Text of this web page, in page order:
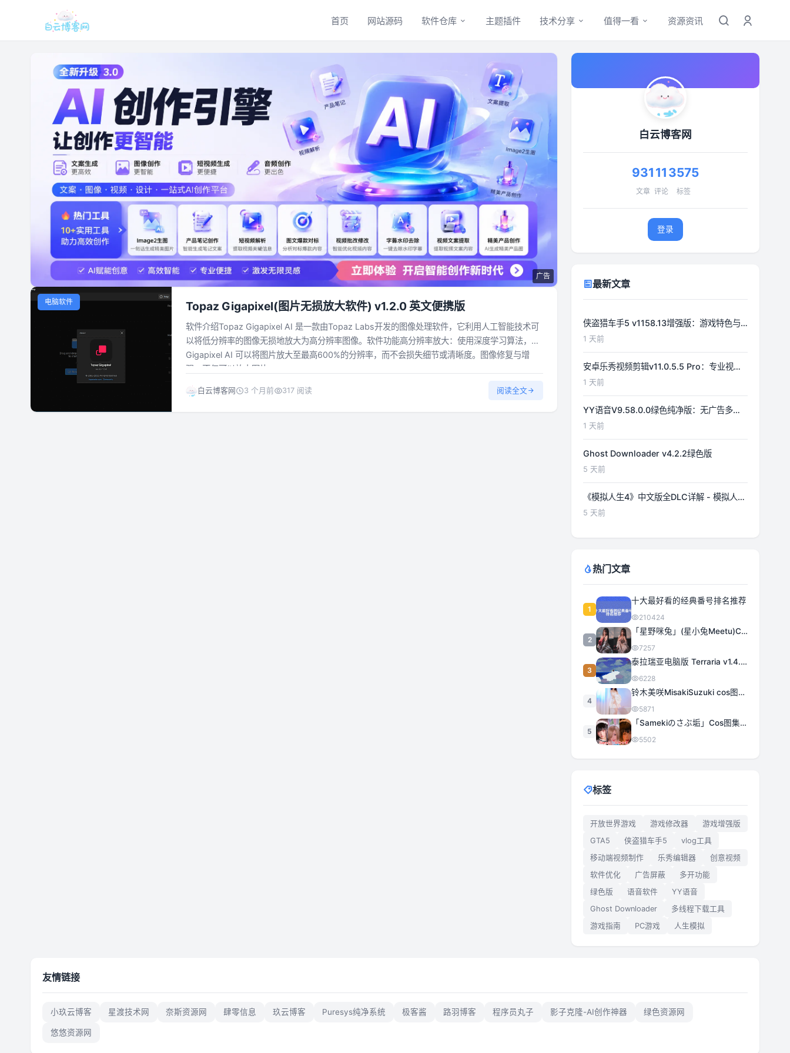
首页 网站源码 软件仓库 主题插件 技术分享 值得一看 资源资讯
广告
电脑软件 Topaz Gigapixel(图片无损放大软件) v1.2.0 英文便携版
软件介绍Topaz Gigapixel AI 是一款由Topaz Labs开发的图像处理软件，它利用人工智能技术可
以将低分辨率的图像无损地放大为高分辨率图像。软件功能高分辨率放大：使用深度学习算法，
Gigapixel AI 可以将图片放大至最高600%的分辨率，而不会损失细节或清晰度。图像修复与增
强：不仅可以放大图片，...
白云博客网 3 个月前 317 阅读 阅读全文
白云博客网
931
文章
11
评论
3575
标签
登录
最新文章
侠盗猎车手5 v1158.13增强版：游戏特色与
功能详解
1 天前
安卓乐秀视频剪辑v11.0.5.5 Pro：专业视频
编辑工具详解
1 天前
YY语音V9.58.0.0绿色纯净版：无广告多开
体验优化
1 天前
Ghost Downloader v4.2.2绿色版
5 天前
《模拟人生4》中文版全DLC详解 - 模拟人生
游戏指南
5 天前
热门文章
1
十大最好看的经典番号排名推荐
210424
2
「星野咪兔」(星小兔Meetu)COS图集全部作品合集 [持续更新]
7257
3
泰拉瑞亚电脑版 Terraria v1.4.5.3 豪华中文 | 全DLC|解压即撸
6228
4
铃木美咲MisakiSuzuki cos图集合集打包下载 363套日系治愈女神精选
5871
5
「Samekiのさぶ垢」Cos图集全部作品作品合集[持续更新] 甜美与性感的完美融合
5502
标签
开放世界游戏 游戏修改器
游戏增强版
GTA5
侠盗猎车手5
vlog工具
移动端视频制作
乐秀编辑器
创意视频
软件优化
广告屏蔽
多开功能
绿色版
语音软件
YY语音
Ghost Downloader
多线程下载工具
游戏指南
PC游戏 人生模拟
友情链接
小玖云博客 星渡技术网 奈斯资源网 肆零信息 玖云博客 Puresys纯净系统 极客酱 路羽博客 程序员丸子 影子克隆-AI创作神器 绿色资源网
悠悠资源网